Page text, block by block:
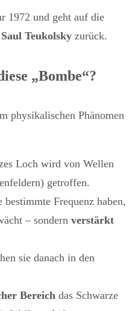
1972 und geht auf die
Saul Teukolsky zurück.
„Bombe“?
physikalischen Phänomen
Loch wird von Wellen
getroffen.
Frequenz haben,
– sondern verstärkt
sie danach in den
Bereich das Schwarze